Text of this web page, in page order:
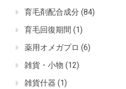
育毛剤配合成分 (84)
育毛回復期間 (1)
薬用オメガプロ (6)
雑貨・小物 (12)
雑貨什器 (1)